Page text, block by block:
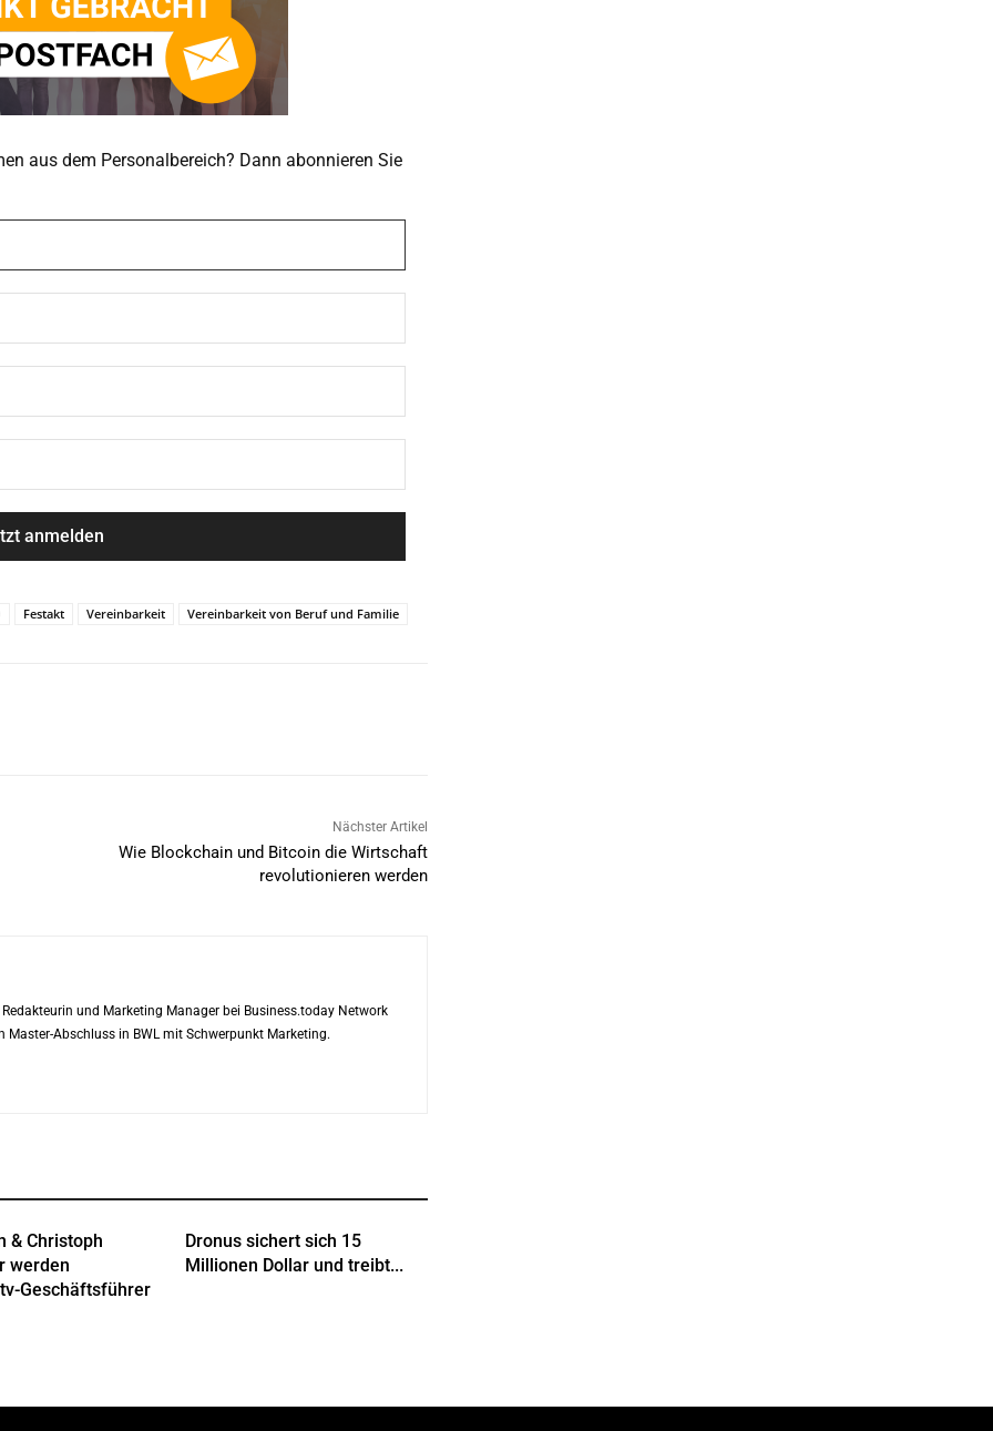
aus dem Personalbereich? Dann abonnieren Sie
Festakt Vereinbarkeit Vereinbarkeit von Beruf und Familie
Nächster Artikel
Wie Blockchain und Bitcoin die Wirtschaft
revolutionieren werden
und Marketing Manager bei Business.today Network
Master-Abschluss in BWL mit Schwerpunkt Marketing.
& Christoph
werden
Geschäftsführer
Dronus sichert sich 15
Millionen Dollar und treibt...